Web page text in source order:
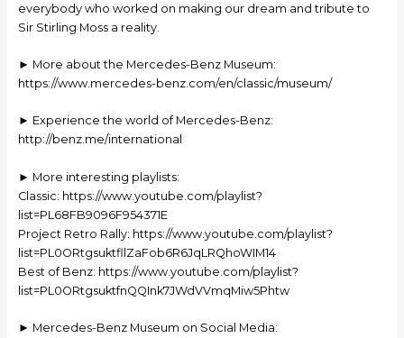
everybody who worked on making our dream and tribute to
Sir Stirling Moss a reality.
► More about the Mercedes-Benz Museum:
https://www.mercedes-benz.com/en/classic/museum/
► Experience the world of Mercedes-Benz:
http://benz.me/international
► More interesting playlists:
Classic: https://www.youtube.com/playlist?
list=PL68FB9096F954371E
Project Retro Rally: https://www.youtube.com/playlist?
list=PL0ORtgsuktfllZaFob6R6JqLRQhoWIM14
Best of Benz: https://www.youtube.com/playlist?
list=PL0ORtgsuktfnQQInk7JWdVVmqMiw5Phtw
► Mercedes-Benz Museum on Social Media: